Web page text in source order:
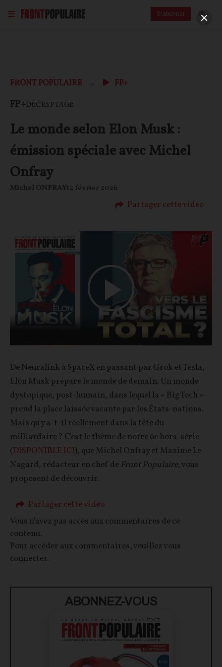
S'abonner
FRONT POPULAIRE FP+
FP+DÉCRYPTAGE
Le monde selon Elon Musk :
émission spéciale avec Michel
Onfray
Michel ONFRAY12 février 2026
Partager cette vidéo
Play
Video
De Neuralink à SpaceX en passant par Grok et Tesla,
Elon Musk prépare le monde de demain. Un monde
dystopique, post-humain, dans lequel la « Big Tech »
prend la place laissée vacante par les États-nations.
Mais qu'y a-t-il réellement dans la tête du
milliardaire ? C'est le thème de notre 6e hors-série
(DISPONIBLE ICI), que Michel Onfray et Maxime Le
Nagard, rédacteur en chef de Front Populaire, vous
proposent de découvrir.
Partager cette vidéo
Vous n'avez pas accès aux commentaires de ce
contenu.
Pour accéder aux commentaires, veuillez vous
connecter.
ABONNEZ-VOUS